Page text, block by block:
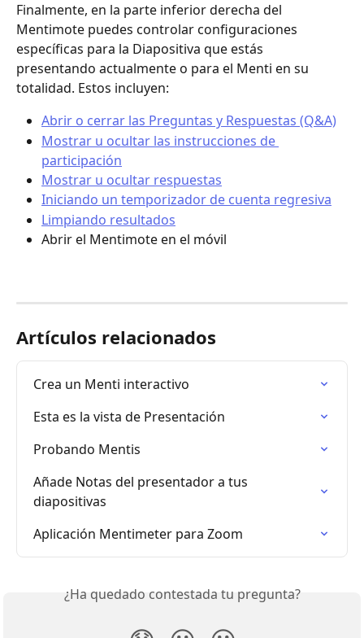
Finalmente, en la parte inferior derecha del
Mentimote puedes controlar configuraciones
específicas para la Diapositiva que estás
presentando actualmente o para el Menti en su
totalidad. Estos incluyen:
Abrir o cerrar las Preguntas y Respuestas (Q&A)
Mostrar u ocultar las instrucciones de
participación
Mostrar u ocultar respuestas
Iniciando un temporizador de cuenta regresiva
Limpiando resultados
Abrir el Mentimote en el móvil
Artículos relacionados
Crea un Menti interactivo
Esta es la vista de Presentación
Probando Mentis
Añade Notas del presentador a tus
diapositivas
Aplicación Mentimeter para Zoom
¿Ha quedado contestada tu pregunta?